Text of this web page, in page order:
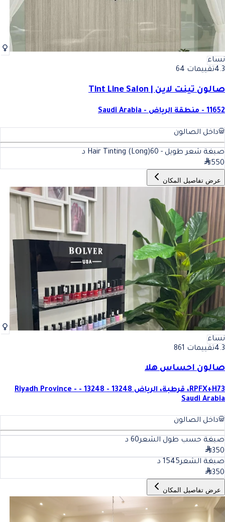
نساء
4.3تقييمات 64
صالون تينت لاين | Tint Line Salon
11652 - منطقة الرياض - Saudi Arabia
داخل الصالون
صبغة شعر طويل - Hair Tinting (Long) 60
د
550
عرض تفاصيل المكان
نساء
4.3تقييمات 861
صالون احساس هلا
RPFX+H73، قرطبة، الرياض 13248 - 13248 - Riyadh Province -
Saudi Arabia
داخل الصالون
صبغة حسب طول الشعر60 د
350
صبغة الشعر1545
د
350
عرض تفاصيل المكان